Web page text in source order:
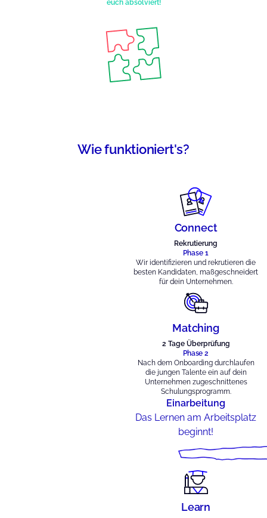
euch absolviert!
Wie funktioniert's?
Connect
Rekrutierung
Phase 1
Wir identifizieren und rekrutieren die
besten Kandidaten, maßgeschneidert
für dein Unternehmen.
Matching
2 Tage Überprüfung
Phase 2
Nach dem Onboarding durchlaufen
die jungen Talente ein auf dein
Unternehmen zugeschnittenes
Schulungsprogramm.
Einarbeitung
Das Lernen am Arbeitsplatz
beginnt!
Learn